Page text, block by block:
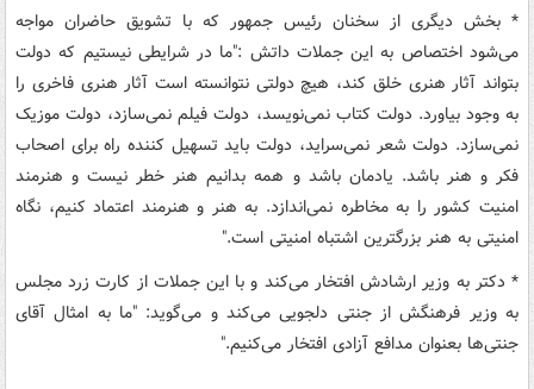
* بخش دیگری از سخنان رئیس جمهور که با تشویق حاضران مواجه
می‌شود اختصاص به این جملات داتش :"ما در شرایطی نیستیم که دولت
بتواند آثار هنری خلق کند، هیچ دولتی نتوانسته است آثار هنری فاخری را
به وجود بیاورد. دولت کتاب نمی‌نویسد، دولت فیلم نمی‌سازد، دولت موزیک
نمی‌سازد. دولت شعر نمی‌سراید، دولت باید تسهیل کننده راه برای اصحاب
فکر و هنر باشد. یادمان باشد و همه بدانیم هنر خطر نیست و هنرمند
امنیت کشور را به مخاطره نمی‌اندازد. به هنر و هنرمند اعتماد کنیم، نگاه
امنیتی به هنر بزرگترین اشتباه امنیتی است."
* دکتر به وزیر ارشادش افتخار می‌کند و با این جملات از کارت زرد مجلس
به وزیر فرهنگش از جنتی دلجویی می‌کند و می‌گوید: "ما به امثال آقای
جنتی‌ها بعنوان مدافع آزادی افتخار می‌کنیم."